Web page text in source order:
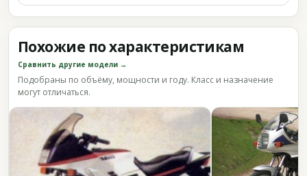
Похожие по характеристикам
Сравнить другие модели →
Подобраны по объёму, мощности и году. Класс и назначение
могут отличаться.